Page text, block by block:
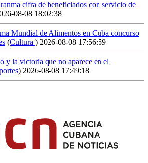
cifra de beneficiados con servicio de
08-08 18:02:38
Mundial de Alimentos en Cuba concurso
(Cultura ) 2026-08-08 17:56:59
y la victoria que no aparece en el
) 2026-08-08 17:49:18